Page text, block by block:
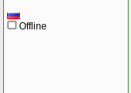
Offline